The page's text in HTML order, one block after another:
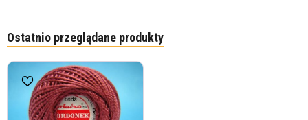
Ostatnio przeglądane produkty